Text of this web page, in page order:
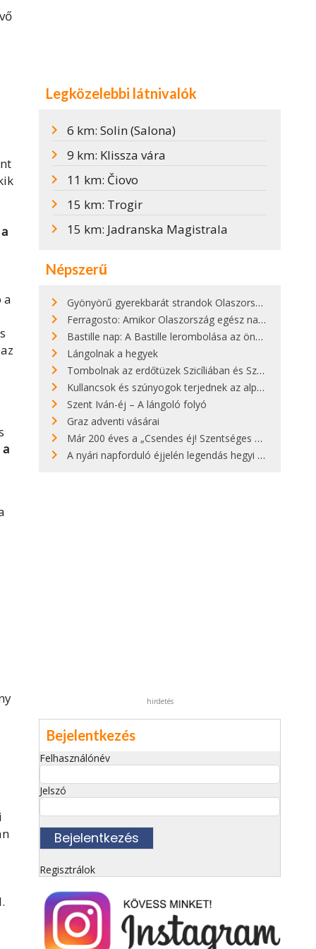
a
Legközelebbi látnivalók
6 km: Solin (Salona)
9 km: Klissza vára
11 km: Čiovo
15 km: Trogir
15 km: Jadranska Magistrala
Népszerű
Gyönyörű gyerekbarát strandok Olaszországban - megmutatjuk a 15 legjobbat
Ferragosto: Amikor Olaszország egész nap nyaral
Bastille nap: A Bastille lerombolása az önkényuralom végét jelentette
Lángolnak a hegyek
Tombolnak az erdőtüzek Szicíliában és Szardínián
Kullancsok és szúnyogok terjednek az alpesi legelőkön
Szent Iván-éj – A lángoló folyó
Graz adventi vásárai
Már 200 éves a „Csendes éj! Szentséges éj!”
A nyári napforduló éjjelén legendás hegyi tüzek világítják meg Zugspitzét
hirdetés
Bejelentkezés
Felhasználónév
Jelszó
Regisztrálok